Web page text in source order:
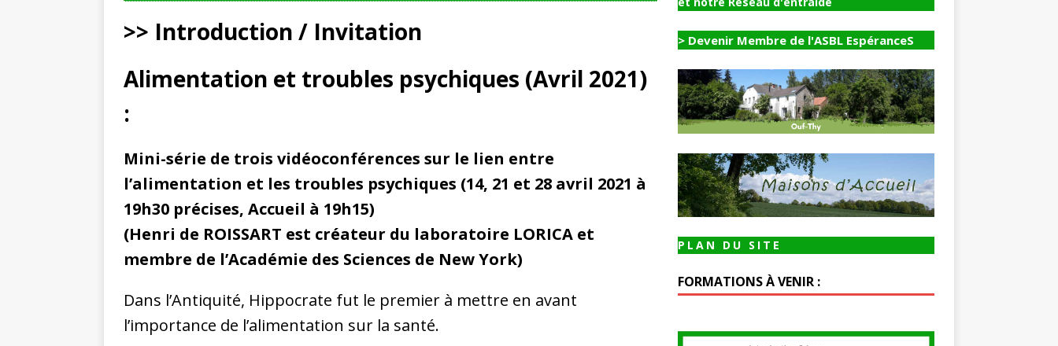
>> Introduction / Invitation
Alimentation et troubles psychiques (Avril 2021)
:
Mini-série de trois vidéoconférences sur le lien entre
l’alimentation et les troubles psychiques (14, 21 et 28 avril 2021 à
19h30 précises, Accueil à 19h15)
(Henri de ROISSART est créateur du laboratoire LORICA et
membre de l’Académie des Sciences de New York)
Dans l’Antiquité, Hippocrate fut le premier à mettre en avant
l’importance de l’alimentation sur la santé.
> Devenir Membre de l'ASBL EspéranceS
PLAN DU SITE
FORMATIONS À VENIR :